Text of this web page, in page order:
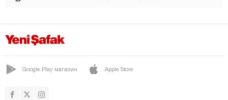
ГЮДЖЕ
КЕШАП
Кованлык
Орен
Google Play магазин Apple Store